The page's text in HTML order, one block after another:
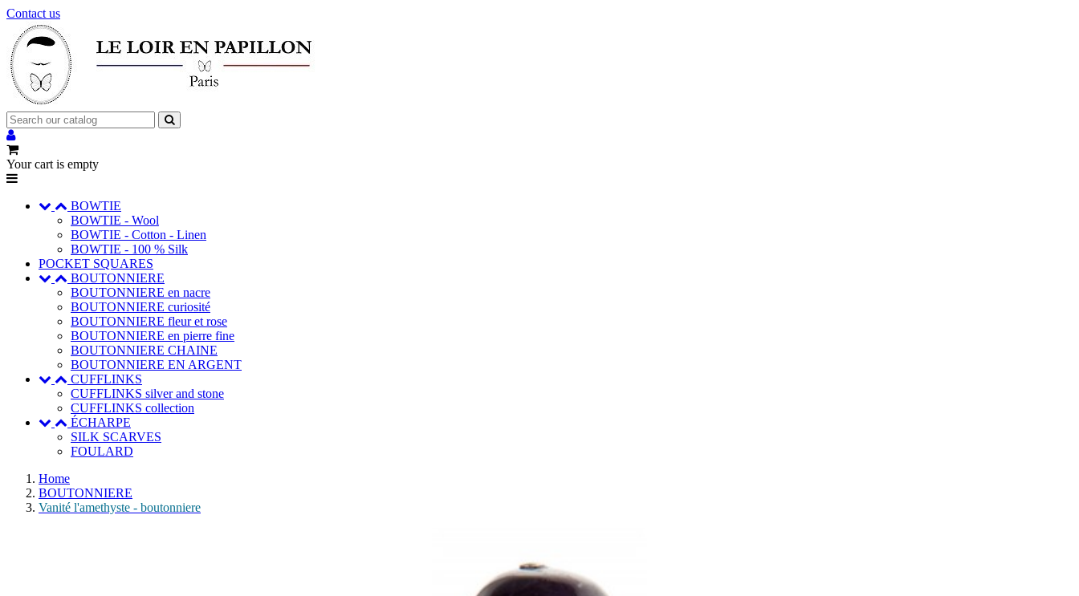
Contact us
Your cart is empty
BOWTIE
BOWTIE - Wool
BOWTIE - Cotton - Linen
BOWTIE - 100 % Silk
POCKET SQUARES
BOUTONNIERE
BOUTONNIERE en nacre
BOUTONNIERE curiosité
BOUTONNIERE fleur et rose
BOUTONNIERE en pierre fine
BOUTONNIERE CHAINE
BOUTONNIERE EN ARGENT
CUFFLINKS
CUFFLINKS silver and stone
CUFFLINKS collection
ÉCHARPE
SILK SCARVES
FOULARD
Home
BOUTONNIERE
Vanité l'amethyste - boutonniere